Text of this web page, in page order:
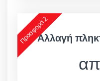
Προσφορά 2Αλλαγή